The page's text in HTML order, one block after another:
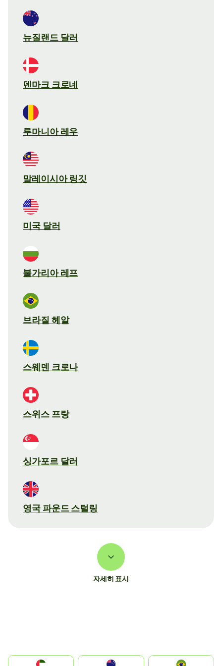
뉴질랜드 달러
덴마크 크로네
루마니아 레우
말레이시아 링깃
미국 달러
불가리아 레프
브라질 헤알
스웨덴 크로나
스위스 프랑
싱가포르 달러
영국 파운드 스털링
자세히 표시